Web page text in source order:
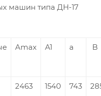
машин типа ДН-17
Amax А1 а B
2463 1540 743